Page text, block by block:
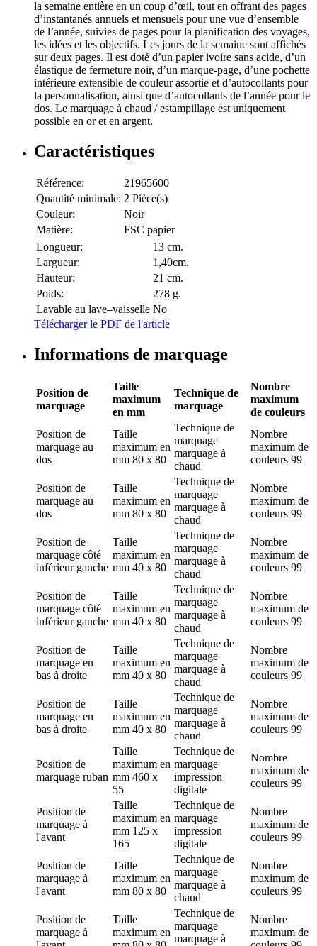
la semaine entière en un coup d’œil, tout en offrant des pages
d’instantanés annuels et mensuels pour une vue d’ensemble
de l’année, suivies de pages pour la planification des voyages,
les idées et les objectifs. Les jours de la semaine sont affichés
sur deux pages. Il est doté d’un papier ivoire sans acide, d’un
élastique de fermeture noir, d’un marque-page, d’une pochette
intérieure extensible de couleur assortie et d’autocollants pour
la personnalisation, ainsi que d’autocollants de l’année pour le
dos. Le marquage à chaud / estampillage est uniquement
possible en or et en argent.
Caractéristiques
Référence:
21965600
Quantité minimale: 2 Pièce(s)
Couleur:
Noir
Matière:
FSC papier
Longueur:
13 cm.
Largueur:
1,40cm.
Hauteur:
21 cm.
Poids:
278 g.
Lavable au lave–vaisselle No
Télécharger le PDF de l'article
Informations de marquage
Position de
marquage
Taille
maximum
en mm
Technique de
marquage
Nombre
maximum
de couleurs
Position de
marquage au
dos
Taille
maximum en
mm 80 x 80
Technique de
marquage
marquage à
chaud
Nombre
maximum de
couleurs 99
Position de
marquage au
dos
Taille
maximum en
mm 80 x 80
Technique de
marquage
marquage à
chaud
Nombre
maximum de
couleurs 99
Position de
marquage côté
inférieur gauche
Taille
maximum en
mm 40 x 80
Technique de
marquage
marquage à
chaud
Nombre
maximum de
couleurs 99
Position de
marquage côté
inférieur gauche
Taille
maximum en
mm 40 x 80
Technique de
marquage
marquage à
chaud
Nombre
maximum de
couleurs 99
Position de
marquage en
bas à droite
Taille
maximum en
mm 40 x 80
Technique de
marquage
marquage à
chaud
Nombre
maximum de
couleurs 99
Position de
marquage en
bas à droite
Taille
maximum en
mm 40 x 80
Technique de
marquage
marquage à
chaud
Nombre
maximum de
couleurs 99
Position de
marquage ruban
Taille
maximum en
mm 460 x
55
Technique de
marquage
impression
digitale
Nombre
maximum de
couleurs 99
Position de
marquage à
l'avant
Taille
maximum en
mm 125 x
165
Technique de
marquage
impression
digitale
Nombre
maximum de
couleurs 99
Position de
marquage à
l'avant
Taille
maximum en
mm 80 x 80
Technique de
marquage
marquage à
chaud
Nombre
maximum de
couleurs 99
Position de
marquage à
Taille
maximum en
Technique de
marquage
marquage à
Nombre
maximum de